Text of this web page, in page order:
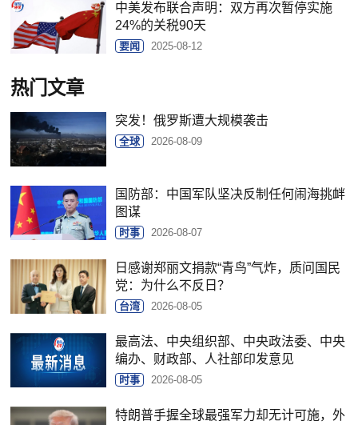
中美发布联合声明：双方再次暂停实施
24%的关税90天
要闻 2025-08-12
热门文章
突发！俄罗斯遭大规模袭击
全球 2026-08-09
国防部：中国军队坚决反制任何闹海挑衅
图谋
时事 2026-08-07
日感谢郑丽文捐款“青鸟”气炸，质问国民
党：为什么不反日？
台湾 2026-08-05
最高法、中央组织部、中央政法委、中央
编办、财政部、人社部印发意见
时事 2026-08-05
特朗普手握全球最强军力却无计可施，外